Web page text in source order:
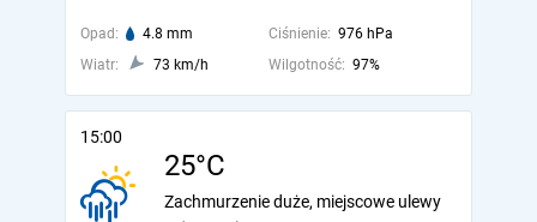
Opad: 4.8 mm Ciśnienie: 976 hPa
Wiatr:
73 km/h Wilgotność: 97%
15:00
25°C
Zachmurzenie duże, miejscowe ulewy